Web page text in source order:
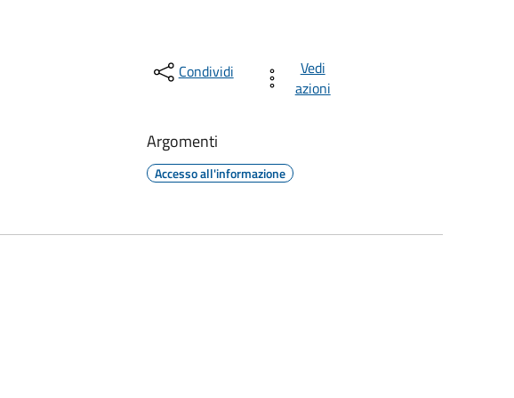
Condividi
Vedi
azioni
Argomenti
Accesso all'informazione